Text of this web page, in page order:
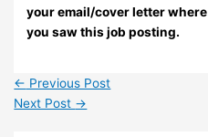
your email/cover letter
you saw this job posting.
← Previous Post
Next Post →